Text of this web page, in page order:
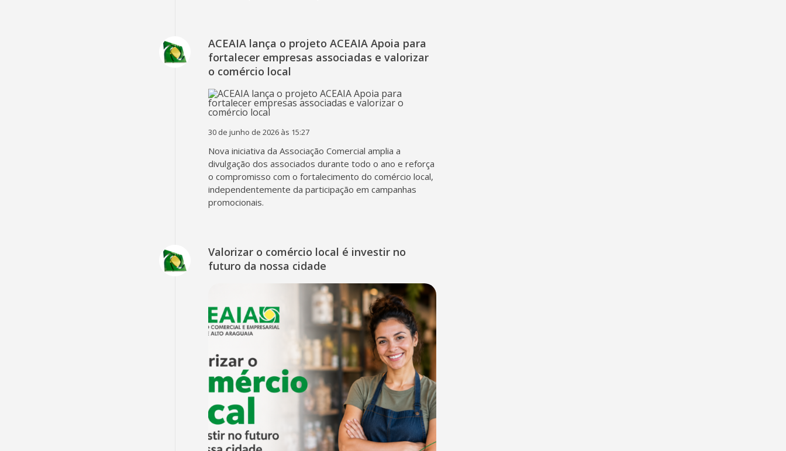
ACEAIA lança o projeto ACEAIA Apoia para
fortalecer empresas associadas e valorizar
o comércio local
30 de junho de 2026 às 15:27
Nova iniciativa da Associação Comercial amplia a
divulgação dos associados durante todo o ano e reforça
o compromisso com o fortalecimento do comércio local,
independentemente da participação em campanhas
promocionais.
Valorizar o comércio local é investir no
futuro da nossa cidade